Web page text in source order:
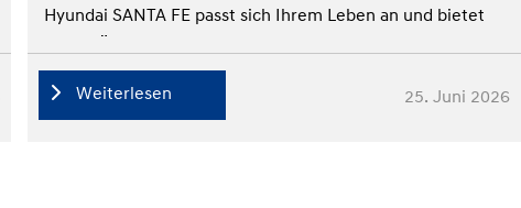
Hyundai SANTA FE passt sich Ihrem Leben an und bietet
Weiterlesen 25. Juni 2026